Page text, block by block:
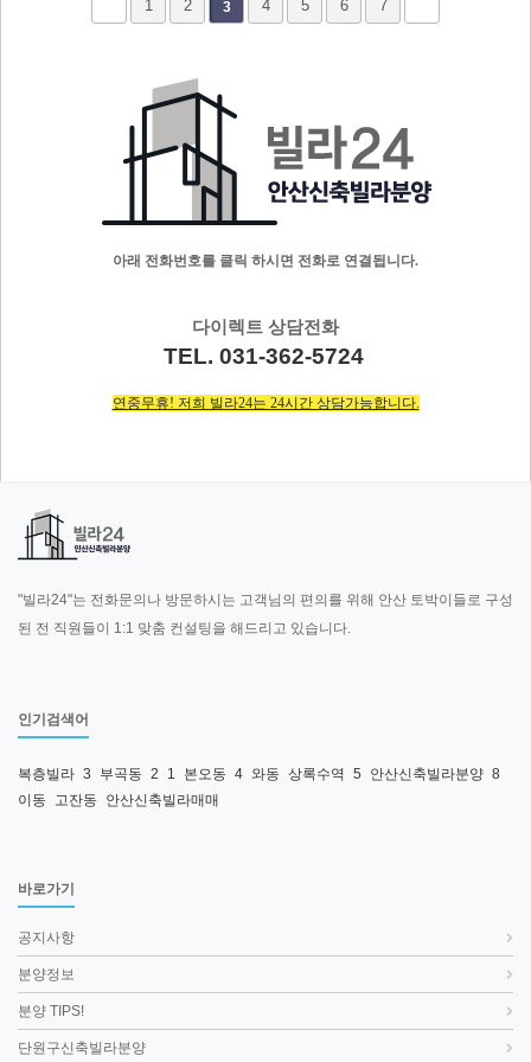
1 2 3 4 5 6 7
아래 전화번호를 클릭 하시면 전화로 연결됩니다.
다이렉트 상담전화
TEL. 031-362-5724
연중무휴! 저희 빌라24는 24시간 상담가능합니다.
"빌라24"는 전화문의나 방문하시는 고객님의 편의를 위해 안산 토박이들로 구성
된 전 직원들이 1:1 맞춤 컨설팅을 해드리고 있습니다.
인기검색어
복층빌라 3 부곡동 2 1 본오동 4 와동 상록수역 5 안산신축빌라분양 8
이동
고잔동 안산신축빌라매매
바로가기
공지사항
분양정보
분양 TIPS!
단원구신축빌라분양